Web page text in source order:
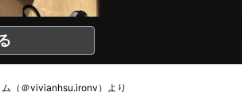
（＠vivianhsu.ironv）より